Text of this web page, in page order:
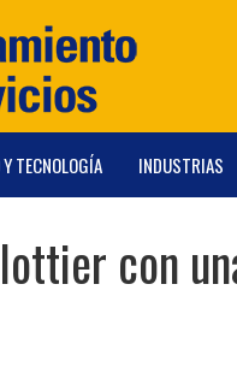
TECNOLOGÍA INDUSTRIAS
con